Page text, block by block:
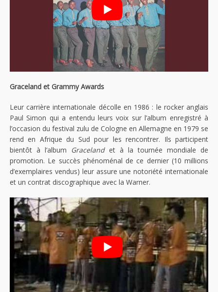
Graceland et Grammy Awards
Leur carrière internationale décolle en 1986 : le rocker anglais
Paul Simon qui a entendu leurs voix sur l’album enregistré à
l’occasion du festival zulu de Cologne en Allemagne en 1979 se
rend en Afrique du Sud pour les rencontrer. Ils participent
bientôt à l’album
Gracelandet à la tournée mondiale de
promotion. Le succès phénoménal de ce dernier (10 millions
d’exemplaires vendus) leur assure une notoriété internationale
et un contrat discographique avec la Warner.